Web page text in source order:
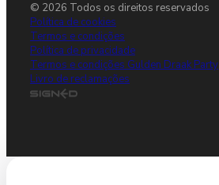
© 2026 Todos os direitos reservados
Política de cookies
Termos e condições
Política de privacidade
Termos e condições Gulden Draak Party
Livro de reclamações